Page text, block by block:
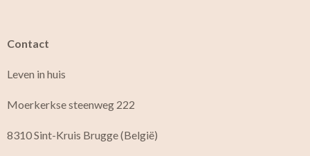
Contact
Leven in huis
Moerkerkse steenweg 222
8310 Sint-Kruis Brugge (België)